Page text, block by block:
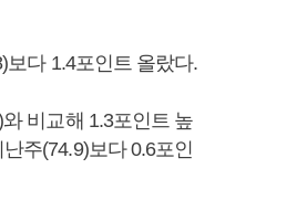
보다 1.4포인트 올랐다.
비교해 1.3포인트 높
주(74.9)보다 0.6포인